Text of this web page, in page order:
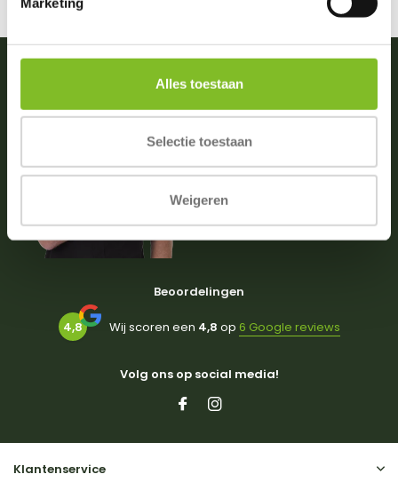
Alles toestaan
Selectie toestaan
Weigeren
Vragen of advies nodig?
0031 (0)174 512203
(ma. t/m zat. van 09:00-18:00)
Beoordelingen
4,8 Wij scoren een 4,8 op 6 Google reviews
Volg ons op social media!
Klantenservice